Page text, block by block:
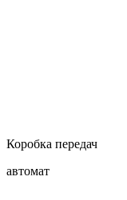
Коробка передач
автомат